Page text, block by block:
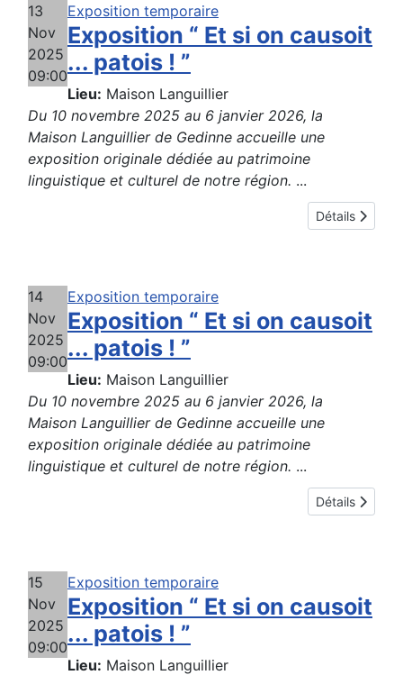
13
Nov
2025
09:00
Exposition temporaire
Exposition “ Et si on causoit
... patois ! ”
Lieu: Maison Languillier
Du 10 novembre 2025 au 6 janvier 2026, la
Maison Languillier de Gedinne accueille une
exposition originale dédiée au patrimoine
linguistique et culturel de notre région. ...
Détails
14
Nov
2025
09:00
Exposition temporaire
Exposition “ Et si on causoit
... patois ! ”
Lieu: Maison Languillier
Du 10 novembre 2025 au 6 janvier 2026, la
Maison Languillier de Gedinne accueille une
exposition originale dédiée au patrimoine
linguistique et culturel de notre région. ...
Détails
15
Nov
2025
09:00
Exposition temporaire
Exposition “ Et si on causoit
... patois ! ”
Lieu: Maison Languillier